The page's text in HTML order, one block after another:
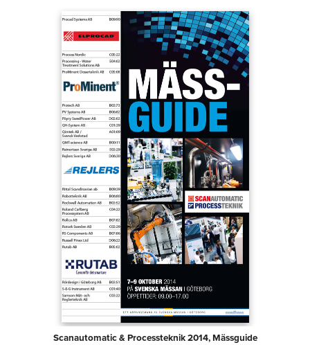
Scanautomatic & Processteknik 2014, Mässguide